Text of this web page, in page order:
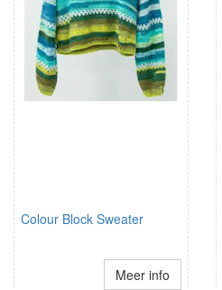
Colour Block Sweater
Meer info